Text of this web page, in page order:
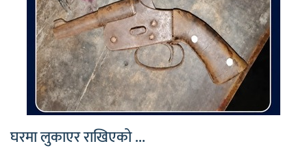
घरमा लुकाएर राखिएको ...